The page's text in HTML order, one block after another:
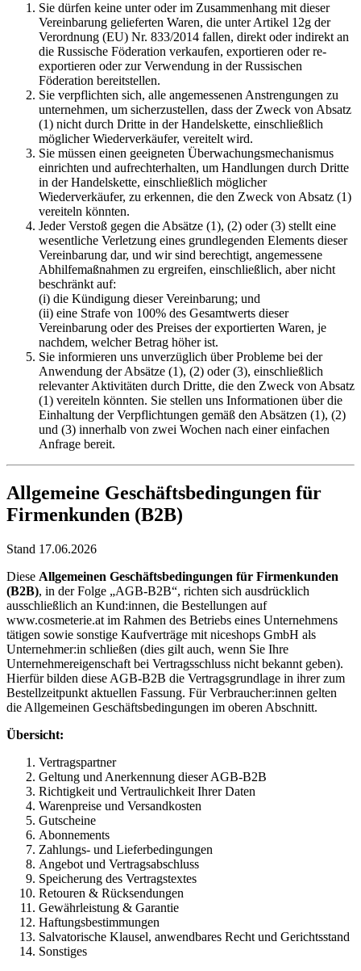
Sie dürfen keine unter oder im Zusammenhang mit dieser
Vereinbarung gelieferten Waren, die unter Artikel 12g der
Verordnung (EU) Nr. 833/2014 fallen, direkt oder indirekt an
die Russische Föderation verkaufen, exportieren oder re-
exportieren oder zur Verwendung in der Russischen
Föderation bereitstellen.
Sie verpflichten sich, alle angemessenen Anstrengungen zu
unternehmen, um sicherzustellen, dass der Zweck von Absatz
(1) nicht durch Dritte in der Handelskette, einschließlich
möglicher Wiederverkäufer, vereitelt wird.
Sie müssen einen geeigneten Überwachungsmechanismus
einrichten und aufrechterhalten, um Handlungen durch Dritte
in der Handelskette, einschließlich möglicher
Wiederverkäufer, zu erkennen, die den Zweck von Absatz (1)
vereiteln könnten.
Jeder Verstoß gegen die Absätze (1), (2) oder (3) stellt eine
wesentliche Verletzung eines grundlegenden Elements dieser
Vereinbarung dar, und wir sind berechtigt, angemessene
Abhilfemaßnahmen zu ergreifen, einschließlich, aber nicht
beschränkt auf:
(i) die Kündigung dieser Vereinbarung; und
(ii) eine Strafe von 100% des Gesamtwerts dieser
Vereinbarung oder des Preises der exportierten Waren, je
nachdem, welcher Betrag höher ist.
Sie informieren uns unverzüglich über Probleme bei der
Anwendung der Absätze (1), (2) oder (3), einschließlich
relevanter Aktivitäten durch Dritte, die den Zweck von Absatz
(1) vereiteln könnten. Sie stellen uns Informationen über die
Einhaltung der Verpflichtungen gemäß den Absätzen (1), (2)
und (3) innerhalb von zwei Wochen nach einer einfachen
Anfrage bereit.
Allgemeine Geschäftsbedingungen für
Firmenkunden (B2B)
Stand 17.06.2026
Diese Allgemeinen Geschäftsbedingungen für Firmenkunden
(B2B), in der Folge „AGB-B2B“, richten sich ausdrücklich
ausschließlich an Kund:innen, die Bestellungen auf
www.cosmeterie.at im Rahmen des Betriebs eines Unternehmens
tätigen sowie sonstige Kaufverträge mit niceshops GmbH als
Unternehmer:in schließen (dies gilt auch, wenn Sie Ihre
Unternehmereigenschaft bei Vertragsschluss nicht bekannt geben).
Hierfür bilden diese AGB-B2B die Vertragsgrundlage in ihrer zum
Bestellzeitpunkt aktuellen Fassung. Für Verbraucher:innen gelten
die Allgemeinen Geschäftsbedingungen im oberen Abschnitt.
Übersicht:
Vertragspartner
Geltung und Anerkennung dieser AGB-B2B
Richtigkeit und Vertraulichkeit Ihrer Daten
Warenpreise und Versandkosten
Gutscheine
Abonnements
Zahlungs- und Lieferbedingungen
Angebot und Vertragsabschluss
Speicherung des Vertragstextes
Retouren & Rücksendungen
Gewährleistung & Garantie
Haftungsbestimmungen
Salvatorische Klausel, anwendbares Recht und Gerichtsstand
Sonstiges